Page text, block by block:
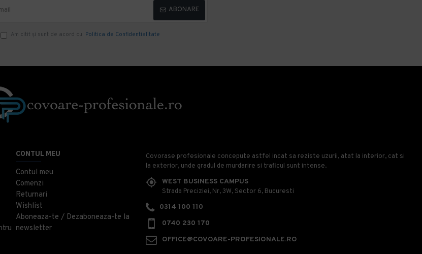
ABONARE
Am citit şi sunt de acord cu Politica de Confidentialitate
CONTUL MEU
Contul meu
Comenzi
Returnari
Wishlist
Aboneaza-te / Dezaboneaza-te la
newsletter
Covorase profesionale concepute astfel incat sa reziste uzurii, atat la interior, cat si
la exterior, unde gradul de murdarire si traficul sunt intense.
WEST BUSINESS CAMPUS
Strada Preciziei, Nr, 3W, Sector 6, Bucuresti
0314 100 110
0740 230 170
OFFICE@COVOARE-PROFESIONALE.RO